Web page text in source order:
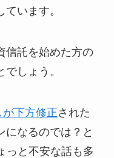
います。
信託を始めた方の
しょう。
下方修正された
になるのでは？と
っと不安な話も多